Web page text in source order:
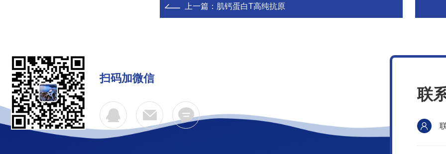
上一篇： 肌钙蛋白T高纯抗原
扫码加微信
联